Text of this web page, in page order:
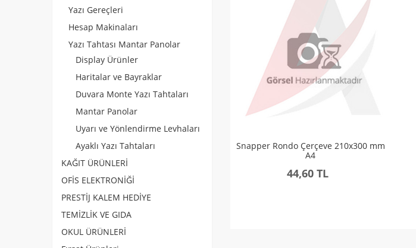
Snapper Rondo Çerçeve 210x300 mm
A4
44,60 TL
Yazı Gereçleri
Hesap Makinaları
Yazı Tahtası Mantar Panolar
Display Ürünler
Haritalar ve Bayraklar
Duvara Monte Yazı Tahtaları
Mantar Panolar
Uyarı ve Yönlendirme Levhaları
Ayaklı Yazı Tahtaları
KAĞIT ÜRÜNLERİ
OFİS ELEKTRONİĞİ
PRESTİJ KALEM HEDİYE
TEMİZLİK VE GIDA
OKUL ÜRÜNLERİ